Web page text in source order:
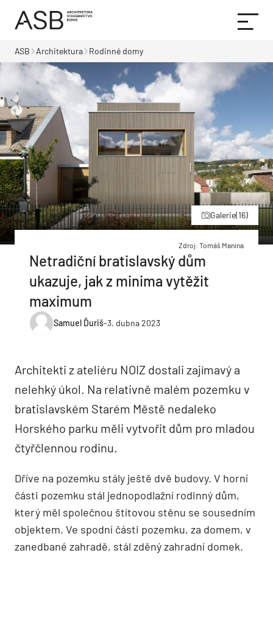
ASB Architektura Rodinné domy
Galerie(16)
Zdroj: Tomáš Manina
Netradiční bratislavský dům
ukazuje, jak z minima vytěžit
maximum
Samuel Ďuriš-3. dubna 2023
Architekti z ateliéru NOIZ dostali zajímavý a
nelehký úkol. Na relativně malém pozemku v
bratislavském Starém Městě nedaleko
Horského parku měli vytvořit dům pro mladou
čtyřčlennou rodinu.
Dříve na pozemku stály ještě dvě budovy. V horní
části pozemku stál jednopodlažní rodinný dům,
který měl společnou štítovou stěnu se sousedním
objektem. Ve spodní části pozemku, za domem, v
zanedbané zahradě, stál zděný zahradní domek.